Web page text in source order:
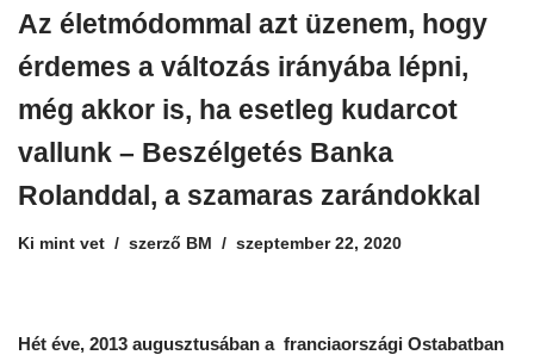
Az életmódommal azt üzenem, hogy
érdemes a változás irányába lépni,
még akkor is, ha esetleg kudarcot
vallunk – Beszélgetés Banka
Rolanddal, a szamaras zarándokkal
Ki mint vet szerző BM szeptember 22, 2020
Hét éve, 2013 augusztusában a franciaországi Ostabatban